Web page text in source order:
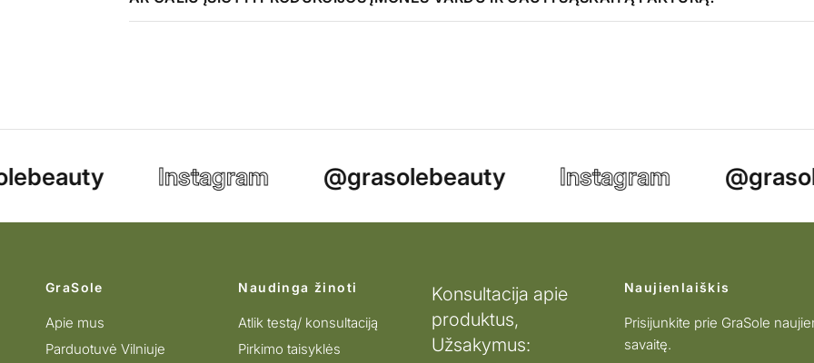
Instagram @grasolebeauty Instagram
GraSole
Apie mus
Parduotuvė Vilniuje
Naudinga žinoti
Atlik testą/ konsultaciją
Pirkimo taisyklės
Konsultacija apie
produktus,
Užsakymus:
Naujienlaiškis
Prisijunkite prie GraSole
savaitę.